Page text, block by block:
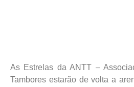
As Estrelas da ANTT –
Tambores estarão de volta a